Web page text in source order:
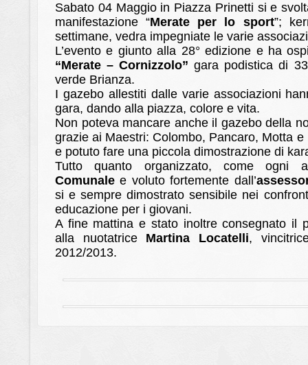
Sabato 04 Maggio in Piazza Prinetti si e
manifestazione “Merate per lo sport”;
settimane, vedra impegniate le varie
L’evento e giunto alla 28° edizione e ha
“Merate – Cornizzolo” gara podistica di
verde Brianza.
I gazebo allestiti dalle varie associazioni
gara, dando alla piazza, colore e vita.
Non poteva mancare anche il gazebo della
grazie ai Maestri: Colombo, Pancaro, Motta
e potuto fare una piccola dimostrazione di
Tutto quanto organizzato, come ogni
Comunale e voluto fortemente dall’
si e sempre dimostrato sensibile nei
educazione per i giovani.
A fine mattina e stato inoltre consegnato il
alla nuotatrice Martina Locatelli,
2012/2013.